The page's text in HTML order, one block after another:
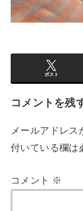
ポスト
コメントを残
メールアドレス
付いている欄は
コメント ※